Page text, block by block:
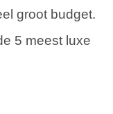
groot budget.
5 meest luxe